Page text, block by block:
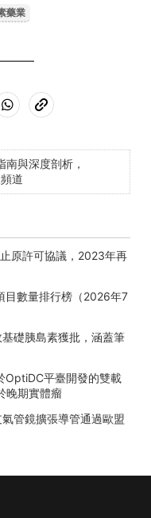
藥業
與深度剖析，
道
原許可協議，2023年再
目數量排行榜（2026年7
礎胰島素獲批，涵蓋筆
平臺開發的雙載
晚期實體瘤
管鏡擴張導管通過歐盟